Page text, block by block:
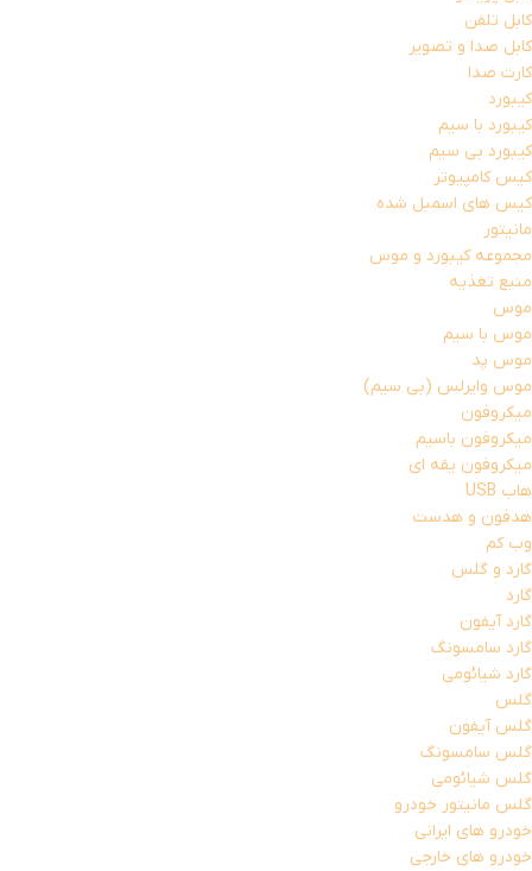
کابل تلفن
کابل صدا و تصویر
کارت صدا
کیبورد
کیبورد با سیم
کیبورد بی سیم
کیس کامپیوتر
کیس های اسمبل شده
مانیتور
مجموعه کیبورد و موس
منبع تغذیه
موس
موس با سیم
موس پد
موس وایرلس (بی سیم)
میکروفون
میکروفون باسیم
میکروفون یقه ای
هاب USB
هدفون و هدست
وب کم
گارد و گلس
گارد
گارد آیفون
گارد سامسونگ
گارد شیائومی
گلس
گلس آیفون
گلس سامسونگ
گلس شیائومی
گلس مانیتور خودرو
خودرو های ایرانی
خودرو های خارجی